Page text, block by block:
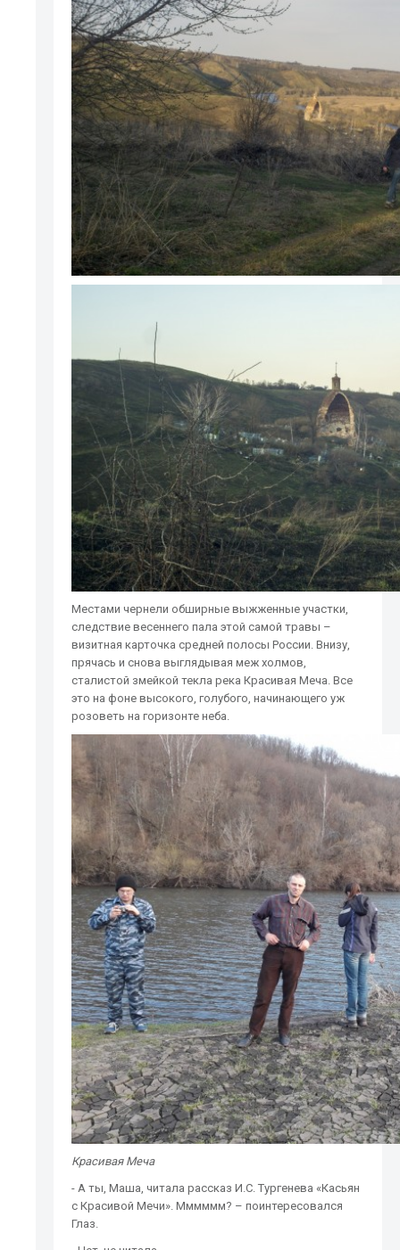
Местами чернели обширные выжженные участки,
следствие весеннего пала этой самой травы –
визитная карточка средней полосы России. Внизу,
прячась и снова выглядывая меж холмов,
сталистой змейкой текла река Красивая Меча. Все
это на фоне высокого, голубого, начинающего уж
розоветь на горизонте неба.
Красивая Меча
- А ты, Маша, читала рассказ И.С. Тургенева «Касьян
с Красивой Мечи». Мммммм? – поинтересовался
Глаз.